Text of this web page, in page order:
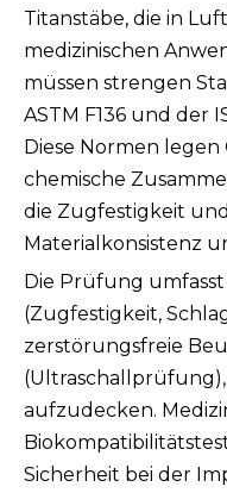
Titanstäbe, die in
medizinischen
müssen strengen
ASTM F136 und der
Diese Normen
chemische
die Zugfestigkeit
Materialkonsistenz
Die Prüfung
(Zugfestigkeit,
zerstörungsfreie
aufzudecken.
Sicherheit bei der